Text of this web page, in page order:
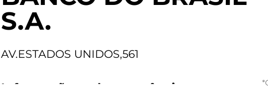
S.A.
AV.ESTADOS UNIDOS,561